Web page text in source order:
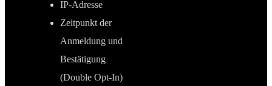
IP-Adresse
Zeitpunkt der
Anmeldung und
Bestätigung
(Double Opt-In)